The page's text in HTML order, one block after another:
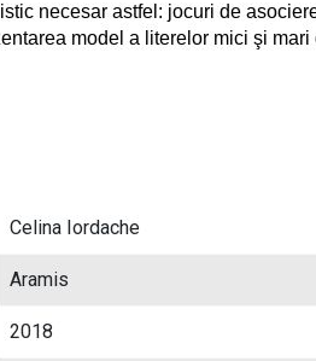
necesar astfel: jocuri de
model a literelor mici şi
Celina Iordache
Aramis
2018